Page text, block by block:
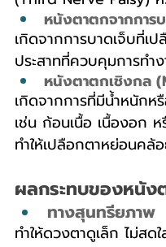
หนังตาตกจากการ
เกิดจากการบาดเจ็บที่เ
ประสาทที่ควบคุมการทำ
หนังตาตกเชิงกล
เกิดจากการที่มีน้ำหนักห
เช่น ก้อนเนื้อ เนื้องอก
ทำให้เปลือกตาหย่อนคล้
ผลกระทบของหนัง
ทางสุนทรียภาพ
ทำให้ดวงตาดูเล็ก ไม่สด